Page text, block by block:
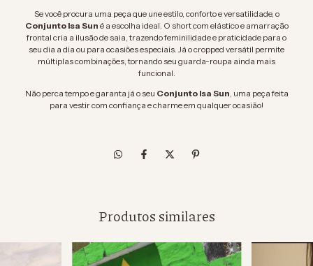
Se você procura uma peça que une estilo, conforto e versatilidade, o
Conjunto Isa Sun é a escolha ideal. O short com elástico e amarração
frontal cria a ilusão de saia, trazendo feminilidade e praticidade para o
seu dia a dia ou para ocasiões especiais. Já o cropped versátil permite
múltiplas combinações, tornando seu guarda-roupa ainda mais
funcional.
Não perca tempo e garanta já o seu Conjunto Isa Sun , uma peça feita
para vestir com confiança e charme em qualquer ocasião!
Produtos similares